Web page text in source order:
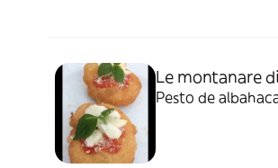
Le montanare
Pesto de